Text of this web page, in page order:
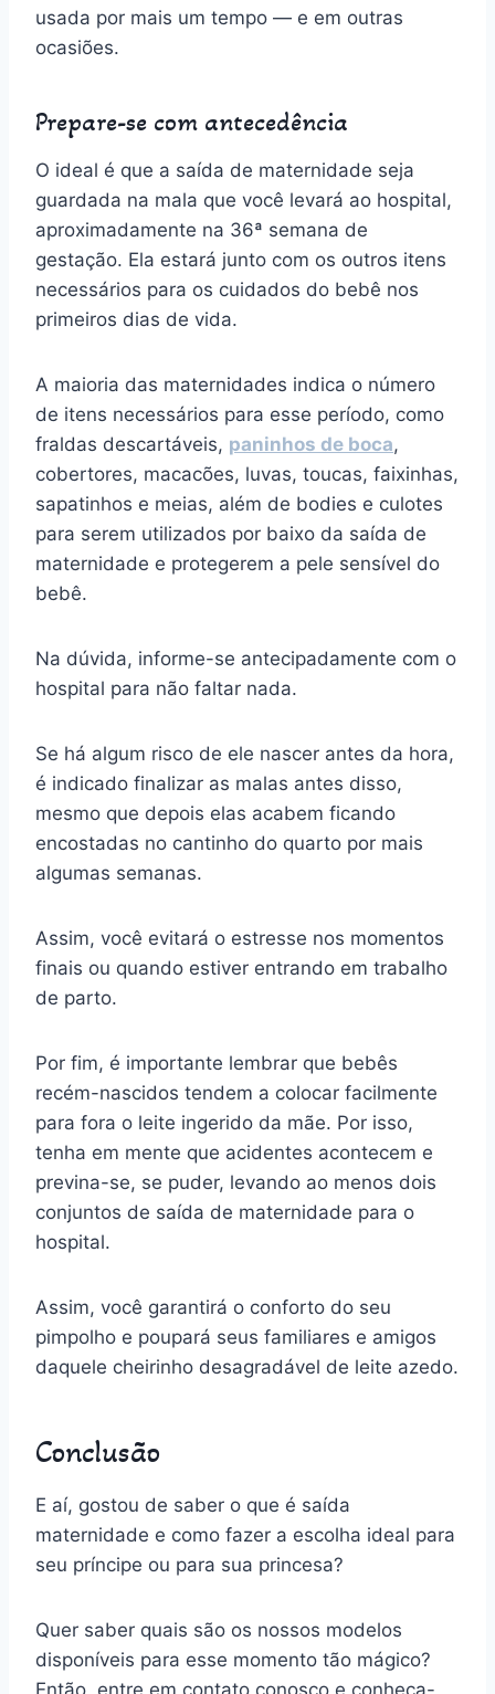
usada por mais um tempo — e em outras
ocasiões.
Prepare-se com antecedência
O ideal é que a saída de maternidade seja
guardada na mala que você levará ao hospital,
aproximadamente na 36ª semana de
gestação. Ela estará junto com os outros itens
necessários para os cuidados do bebê nos
primeiros dias de vida.
A maioria das maternidades indica o número
de itens necessários para esse período, como
fraldas descartáveis, paninhos de boca,
cobertores, macacões, luvas, toucas, faixinhas,
sapatinhos e meias, além de bodies e culotes
para serem utilizados por baixo da saída de
maternidade e protegerem a pele sensível do
bebê.
Na dúvida, informe-se antecipadamente com o
hospital para não faltar nada.
Se há algum risco de ele nascer antes da hora,
é indicado finalizar as malas antes disso,
mesmo que depois elas acabem ficando
encostadas no cantinho do quarto por mais
algumas semanas.
Assim, você evitará o estresse nos momentos
finais ou quando estiver entrando em trabalho
de parto.
Por fim, é importante lembrar que bebês
recém-nascidos tendem a colocar facilmente
para fora o leite ingerido da mãe. Por isso,
tenha em mente que acidentes acontecem e
previna-se, se puder, levando ao menos dois
conjuntos de saída de maternidade para o
hospital.
Assim, você garantirá o conforto do seu
pimpolho e poupará seus familiares e amigos
daquele cheirinho desagradável de leite azedo.
Conclusão
E aí, gostou de saber o que é saída
maternidade e como fazer a escolha ideal para
seu príncipe ou para sua princesa?
Quer saber quais são os nossos modelos
disponíveis para esse momento tão mágico?
Então, entre em contato conosco e conheça-